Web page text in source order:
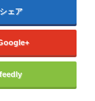
シェア
feedly